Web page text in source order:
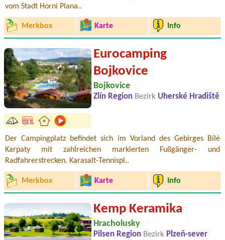
vom Stadt Horni Plana..
Merkbox Karte Info
Eurocamping
Bojkovice
Bojkovice
Zlín Region Bezirk Uherské Hradiště
Der Campingplatz befindet sich im Vorland des Gebirges Bílé
Karpaty mit zahlreichen markierten Fußgänger- und
Radfahrerstrecken. Karasalt-Tennispl..
Merkbox Karte Info
Kemp Keramika
Hracholusky
Pilsen Region Bezirk Plzeň-sever